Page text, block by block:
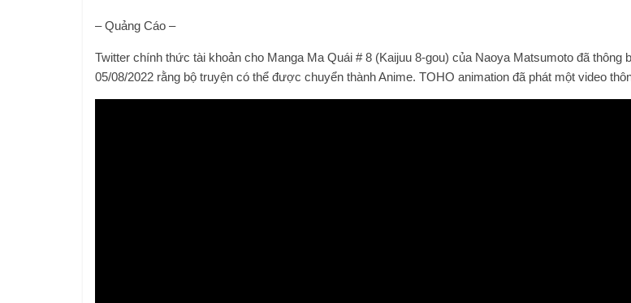
– Quảng Cáo –
Twitter chính thức tài khoản cho Manga Ma Quái # 8 (Kaijuu 8-gou) của Naoya Matsumoto đã thông
05/08/2022 rằng bộ truyện có thể được chuyển thành Anime. TOHO animation đã phát một video